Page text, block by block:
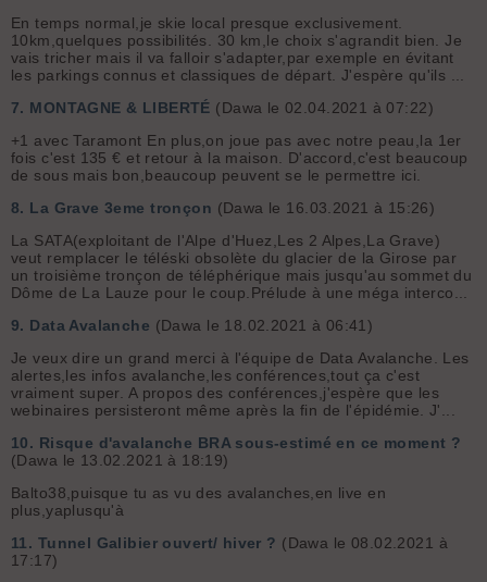
En temps normal,je skie local presque exclusivement.
10km,quelques possibilités. 30 km,le choix s'agrandit bien. Je
vais tricher mais il va falloir s'adapter,par exemple en évitant
les parkings connus et classiques de départ. J'espère qu'ils ...
7. MONTAGNE & LIBERTÉ (Dawa le 02.04.2021 à 07:22)
+1 avec Taramont En plus,on joue pas avec notre peau,la 1er
fois c'est 135 € et retour à la maison. D'accord,c'est beaucoup
de sous mais bon,beaucoup peuvent se le permettre ici.
8. La Grave 3eme tronçon (Dawa le 16.03.2021 à 15:26)
La SATA(exploitant de l'Alpe d'Huez,Les 2 Alpes,La Grave)
veut remplacer le téléski obsolète du glacier de la Girose par
un troisième tronçon de téléphérique mais jusqu'au sommet du
Dôme de La Lauze pour le coup.Prélude à une méga interco...
9. Data Avalanche (Dawa le 18.02.2021 à 06:41)
Je veux dire un grand merci à l'équipe de Data Avalanche. Les
alertes,les infos avalanche,les conférences,tout ça c'est
vraiment super. A propos des conférences,j'espère que les
webinaires persisteront même après la fin de l'épidémie. J'...
10. Risque d'avalanche BRA sous-estimé en ce moment ?
(Dawa le 13.02.2021 à 18:19)
Balto38,puisque tu as vu des avalanches,en live en
plus,yaplusqu'à
11. Tunnel Galibier ouvert/ hiver ? (Dawa le 08.02.2021 à
17:17)